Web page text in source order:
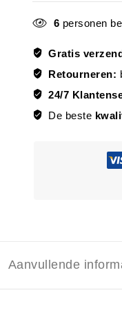
6 personen
Gratis
Retourneren:
24/7
De beste
Aanvullende